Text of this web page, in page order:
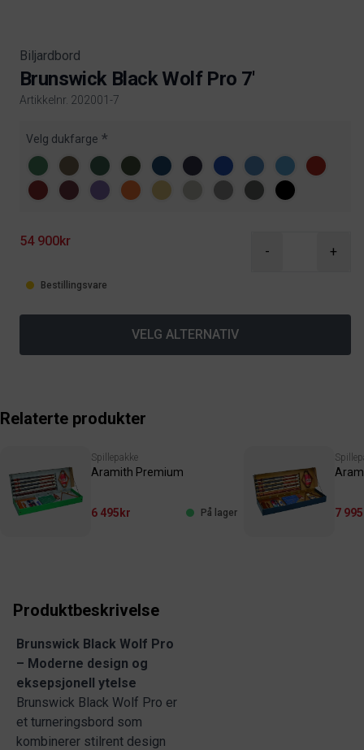
Biljardbord
Brunswick Black Wolf Pro 7'
Artikkelnr. 202001-7
Velg dukfarge
54 900kr
- +
Bestillingsvare
VELG ALTERNATIV
Relaterte produkter
Spillepakke
Aramith Premium
6 495kr På lager 7
Produktbeskrivelse
Brunswick Black Wolf Pro
– Moderne design og
eksepsjonell ytelse
Brunswick Black Wolf Pro er
et turneringsbord som
kombinerer stilrent design